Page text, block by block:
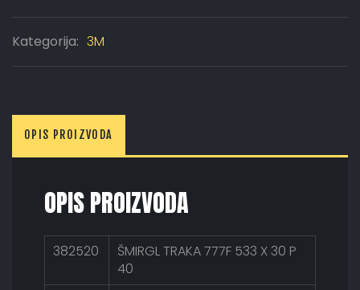
Kategorija: 3M
OPIS PROIZVODA
OPIS PROIZVODA
382520
ŠMIRGL TRAKA 777F 533 X 30 P
40